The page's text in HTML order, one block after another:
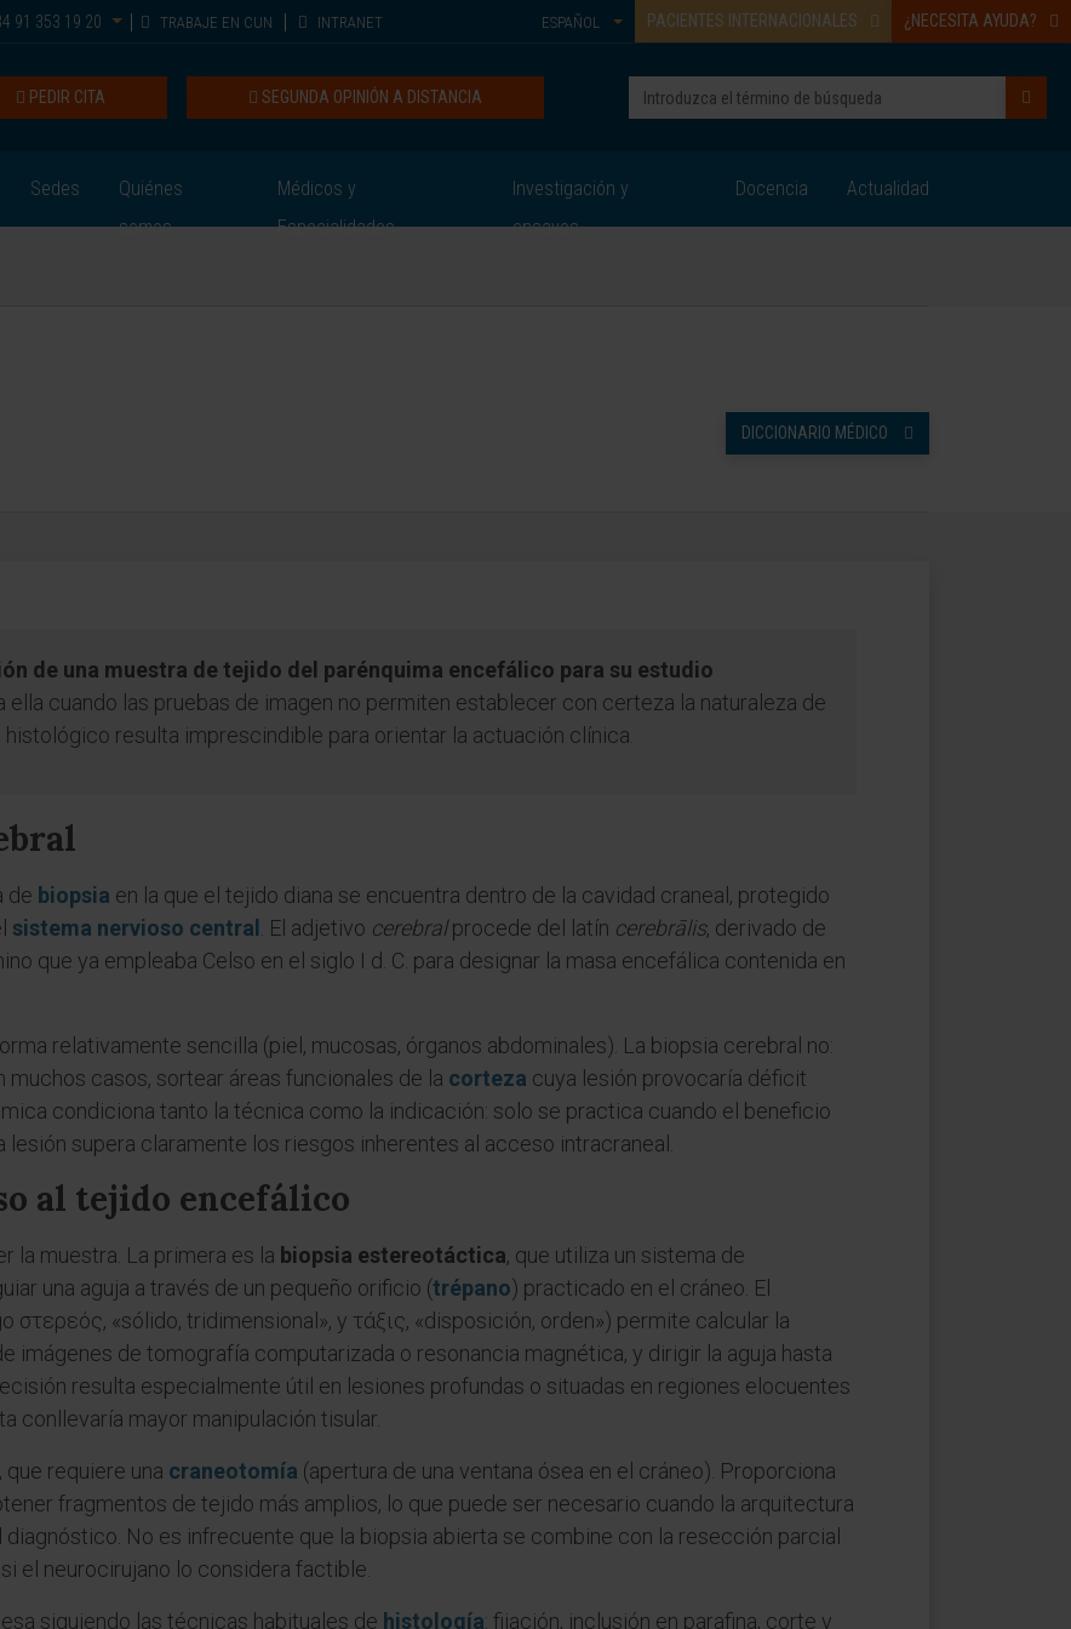
91 353 19 20 TRABAJE EN CUN INTRANET PACIENTES INTERNACIONALES ¿NECESITA AYUDA?
ESPAÑOL
SEGUNDA OPINIÓN A DISTANCIA
PEDIR CITA
Sedes
Quiénes
somos
Médicos y
Especialidades
Investigación y
ensayos
Docencia Actualidad
DICCIONARIO MÉDICO
de una muestra de tejido del parénquima encefálico para su estudio
ella cuando las pruebas de imagen no permiten establecer con certeza la naturaleza de
resulta imprescindible para orientar la actuación clínica.
de biopsia en la que el tejido diana se encuentra dentro de la cavidad craneal, protegido
sistema nervioso central . El adjetivo cerebralprocede del latín cerebrālis, derivado de
que ya empleaba Celso en el siglo I d. C. para designar la masa encefálica contenida en
relativamente sencilla (piel, mucosas, órganos abdominales). La biopsia cerebral no:
muchos casos, sortear áreas funcionales de la corteza cuya lesión provocaría déficit
condiciona tanto la técnica como la indicación: solo se practica cuando el beneficio
supera claramente los riesgos inherentes al acceso intracraneal.
al tejido encefálico
la muestra. La primera es la biopsia estereotáctica, que utiliza un sistema de
una aguja a través de un pequeño orificio (trépano) practicado en el cráneo. El
στερεός, «sólido, tridimensional», y τάξις, «disposición, orden») permite calcular la
imágenes de tomografía computarizada o resonancia magnética, y dirigir la aguja hasta
resulta especialmente útil en lesiones profundas o situadas en regiones elocuentes
conllevaría mayor manipulación tisular.
, que requiere una craneotomía (apertura de una ventana ósea en el cráneo). Proporciona
fragmentos de tejido más amplios, lo que puede ser necesario cuando la arquitectura
No es infrecuente que la biopsia abierta se combine con la resección parcial
el neurocirujano lo considera factible.
siguiendo las técnicas habituales de histología: fijación, inclusión en parafina, corte y